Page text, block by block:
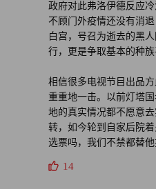
政府对此弗洛伊德反应
不顾门外疫情还没有消
白宫，号召为逝去的黑
行，更是争取基本的种族
相信很多电视节目出品
重重地一击。以前灯塔
地的真实情况都不愿意
转，如今轮到自家后院
选票吗，我们不禁都替他
14